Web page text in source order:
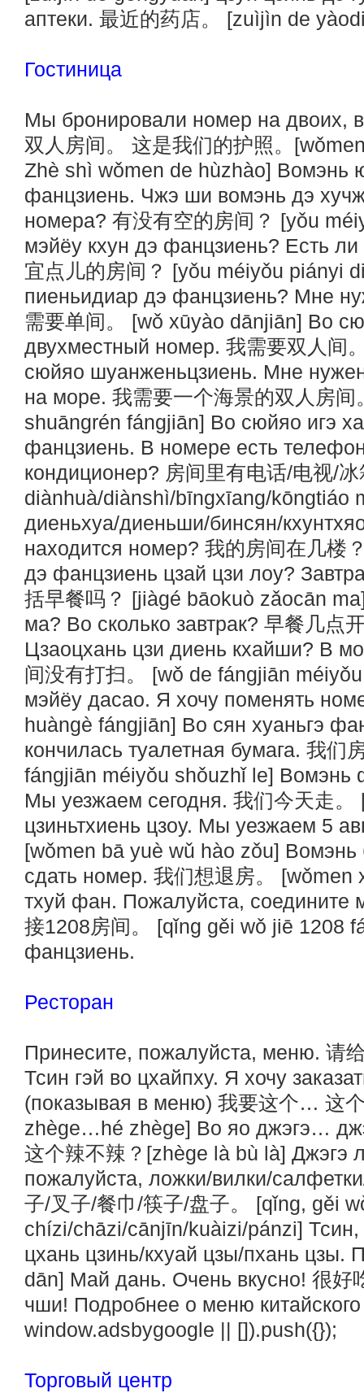
аптеки. 最近的药店。 [zuìjìn de
Гостиница
Мы бронировали номер на двоих,
双人房间。 这是我们的护照。
Zhè shì wǒmen de hùzhào] Вомэнь
фанцзиень. Чжэ ши вомэнь дэ
номера? 有没有空的房间？ [yǒu
мэйёу кхун дэ фанцзиень? Есть
宜点儿的房间？ [yǒu méiyǒu piányi
пиеньидиар дэ фанцзиень? Мне
需要单间。 [wǒ xūyào dānjiān] Во
двухместный номер. 我需要双人间
сюйяо шуанженьцзиень. Мне
на море. 我需要一个海景的双人房
shuāngrén fángjiān] Во сюйяо игэ
фанцзиень. В номере есть
кондиционер? 房间里有电话/电视/
diànhuà/diànshì/bīngxīang/kōngtiáo
диеньхуа/диеньши/бинсян/
находится номер? 我的房间在几楼
дэ фанцзиень цзай цзи лоу?
括早餐吗？ [jiàgé bāokuò zǎocān
ма? Во сколько завтрак? 早餐几点
Цзаоцхань цзи диень кхайши? В
间没有打扫。 [wǒ de fángjiān
мэйёу дасао. Я хочу поменять
huàngè fángjiān] Во сян хуаньгэ
кончилась туалетная бумага. 我们
fángjiān méiyǒu shǒuzhǐ le] Вомэнь
Мы уезжаем сегодня. 我们今天走
цзиньтхиень цзоу. Мы уезжаем 5
[wǒmen bā yuè wǔ hào zǒu]
сдать номер. 我们想退房。
тхуй фан. Пожалуйста, соедините
接1208房间。 [qǐng gěi wǒ jiē 1208
фанцзиень.
Ресторан
Принесите, пожалуйста, меню. 请
Тсин гэй во цхайпху. Я хочу
(показывая в меню) 我要这个… 这
zhège…hé zhège] Во яо джэгэ…
这个辣不辣？[zhège là bù là] Джэгэ
пожалуйста, ложки/вилки/
子/叉子/餐巾/筷子/盘子。 [qǐng, gěi
chízi/chāzi/cānjīn/kuàizi/pánzi]
цхань цзинь/кхуай цзы/пхань цзы.
dān] Май дань. Очень вкусно! 很好
чши! Подробнее о меню
window.adsbygoogle || []).push({});
Торговый центр